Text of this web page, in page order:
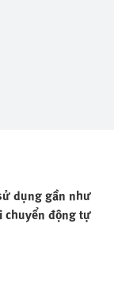
dụng gần như
chuyển động tự